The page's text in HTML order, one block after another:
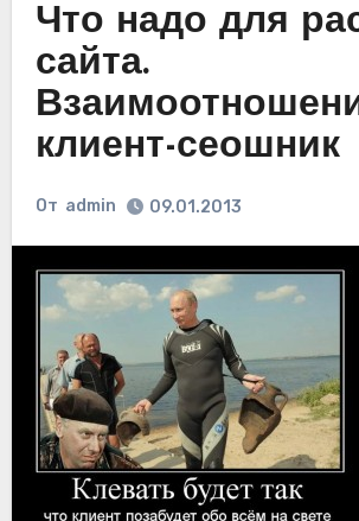
Что надо для
сайта.
клиент-сеошник
От admin 09.01.2013